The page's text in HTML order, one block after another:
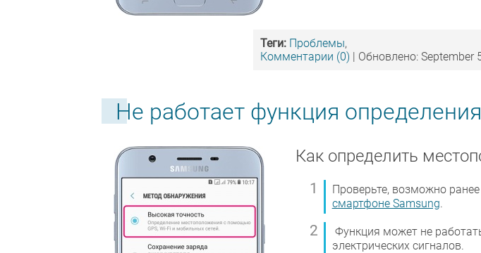
Теги: Проблемы,
Комментарии (0) | Обновлено: September
Не работает функция
Как определить
Проверьте, возможно
смартфоне Samsung.
Функция может не
электрических сигналов.